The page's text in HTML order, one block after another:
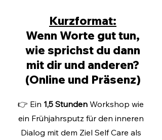
Kurzformat:
Wenn Worte gut tun,
wie sprichst du dann
mit dir und anderen?
(Online und Präsenz)
👉 Ein 1,5 Stunden Workshop wie
ein Frühjahrsputz für den inneren
Dialog mit dem Ziel Self Care als